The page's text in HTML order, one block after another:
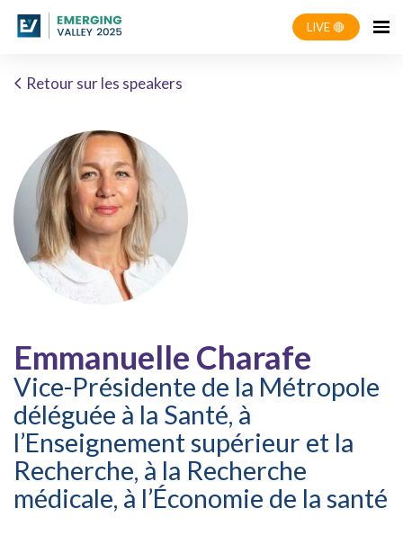
LIVE 🔴
Retour sur les speakers
Emmanuelle Charafe
Vice-Présidente de la Métropole
déléguée à la Santé, à
l’Enseignement supérieur et la
Recherche, à la Recherche
médicale, à l’Économie de la santé